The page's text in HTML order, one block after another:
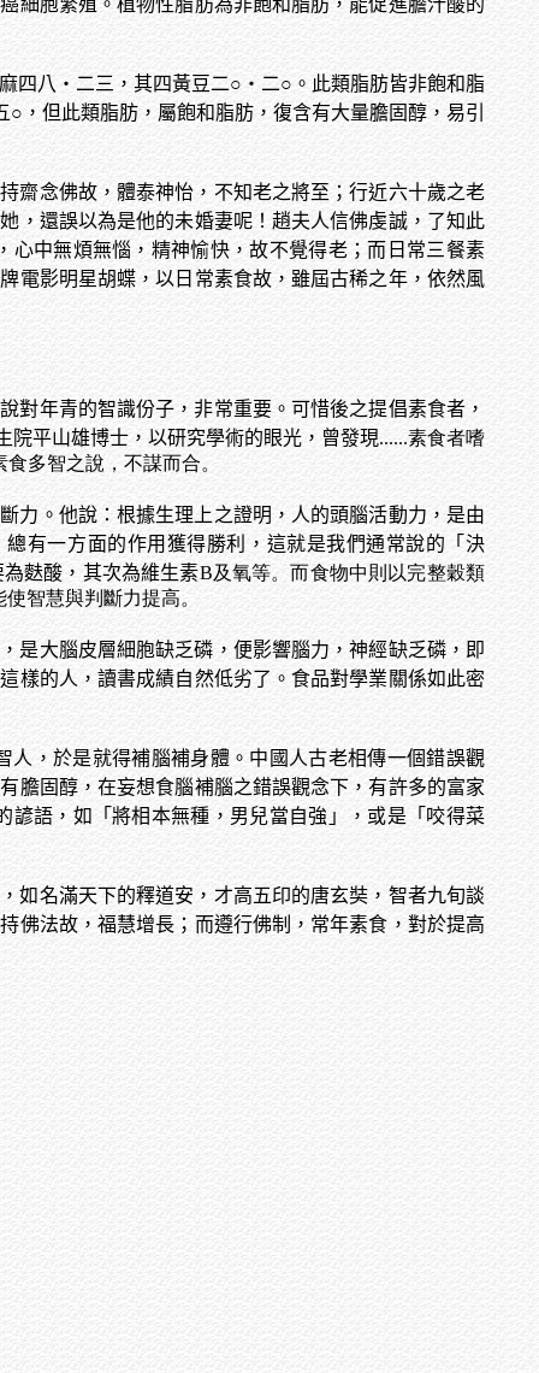
細胞繁殖。植物性脂肪為非飽和脂肪，能促進膽汁酸的
四八‧二三，其四黃豆二○‧二○。此類脂肪皆非飽和脂
但此類脂肪，屬飽和脂肪，復含有大量膽固醇，易引
齋念佛故，體泰神怡，不知老之將至；行近六十歲之老
，還誤以為是他的未婚妻呢！趙夫人信佛虔誠，了知此
中無煩無惱，精神愉快，故不覺得老；而日常三餐素
電影明星胡蝶，以日常素食故，雖屆古稀之年，依然風
對年青的智識份子，非常重要。可惜後之提倡素食者，
院平山雄博士，以研究學術的眼光，曾發現......素食者嗜
多智之說，不謀而合。
力。他說：根據生理上之證明，人的頭腦活動力，是由
有一方面的作用獲得勝利，這就是我們通常說的「決
麩酸，其次為維生素B及氧等。而食物中則以完整穀類
智慧與判斷力提高。
是大腦皮層細胞缺乏磷，便影響腦力，神經缺乏磷，即
樣的人，讀書成績自然低劣了。食品對學業關係如此密
，於是就得補腦補身體。中國人古老相傳一個錯誤觀
膽固醇，在妄想食腦補腦之錯誤觀念下，有許多的富家
語，如「將相本無種，男兒當自強」，或是「咬得菜
如名滿天下的釋道安，才高五印的唐玄奘，智者九旬談
佛法故，福慧增長；而遵行佛制，常年素食，對於提高